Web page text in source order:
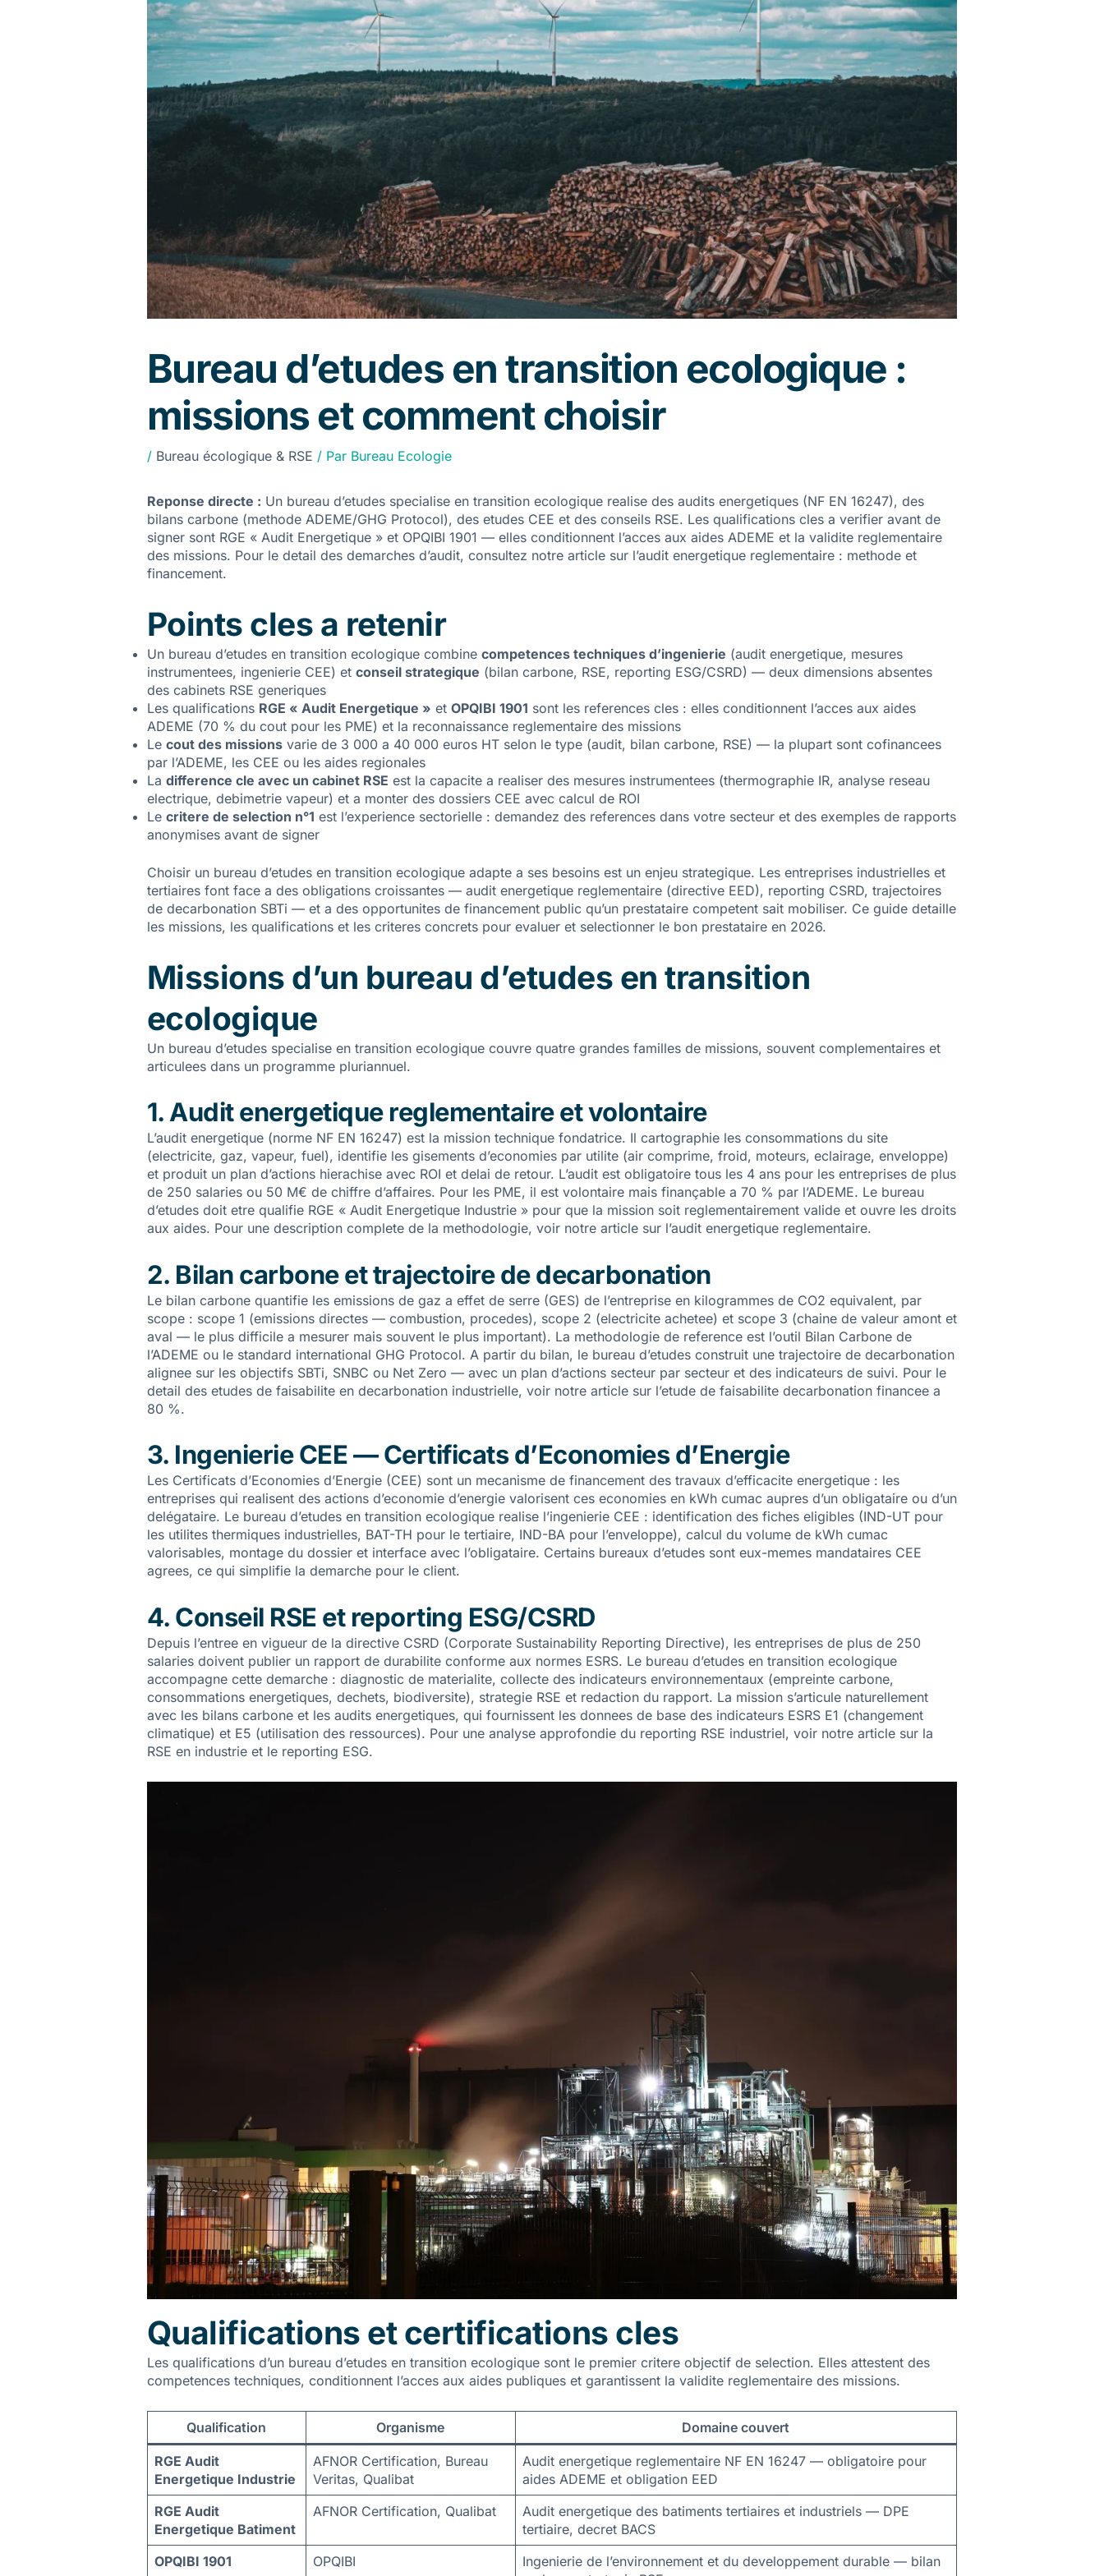
Bureau d’etudes en transition ecologique :
missions et comment choisir
/ Bureau écologique & RSE / Par Bureau Ecologie
Reponse directe : Un bureau d’etudes specialise en transition ecologique realise des audits energetiques (NF EN 16247), des
bilans carbone (methode ADEME/GHG Protocol), des etudes CEE et des conseils RSE. Les qualifications cles a verifier avant de
signer sont RGE « Audit Energetique » et OPQIBI 1901 — elles conditionnent l’acces aux aides ADEME et la validite reglementaire
des missions. Pour le detail des demarches d’audit, consultez notre article sur l’audit energetique reglementaire : methode et
financement.
Points cles a retenir
Un bureau d’etudes en transition ecologique combine competences techniques d’ingenierie (audit energetique, mesures
instrumentees, ingenierie CEE) et conseil strategique (bilan carbone, RSE, reporting ESG/CSRD) — deux dimensions absentes
des cabinets RSE generiques
Les qualifications RGE « Audit Energetique » et OPQIBI 1901 sont les references cles : elles conditionnent l’acces aux aides
ADEME (70 % du cout pour les PME) et la reconnaissance reglementaire des missions
Le cout des missionsvarie de 3 000 a 40 000 euros HT selon le type (audit, bilan carbone, RSE) — la plupart sont cofinancees
par l’ADEME, les CEE ou les aides regionales
La difference cle avec un cabinet RSE est la capacite a realiser des mesures instrumentees (thermographie IR, analyse reseau
electrique, debimetrie vapeur) et a monter des dossiers CEE avec calcul de ROI
Le critere de selection n°1 est l’experience sectorielle : demandez des references dans votre secteur et des exemples de rapports
anonymises avant de signer
Choisir un bureau d’etudes en transition ecologique adapte a ses besoins est un enjeu strategique. Les entreprises industrielles et
tertiaires font face a des obligations croissantes — audit energetique reglementaire (directive EED), reporting CSRD, trajectoires
de decarbonation SBTi — et a des opportunites de financement public qu’un prestataire competent sait mobiliser. Ce guide detaille
les missions, les qualifications et les criteres concrets pour evaluer et selectionner le bon prestataire en 2026.
Missions d’un bureau d’etudes en transition
ecologique
Un bureau d’etudes specialise en transition ecologique couvre quatre grandes familles de missions, souvent complementaires et
articulees dans un programme pluriannuel.
1. Audit energetique reglementaire et volontaire
L’audit energetique (norme NF EN 16247) est la mission technique fondatrice. Il cartographie les consommations du site
(electricite, gaz, vapeur, fuel), identifie les gisements d’economies par utilite (air comprime, froid, moteurs, eclairage, enveloppe)
et produit un plan d’actions hierachise avec ROI et delai de retour. L’audit est obligatoire tous les 4 ans pour les entreprises de plus
de 250 salaries ou 50 M€ de chiffre d’affaires. Pour les PME, il est volontaire mais finançable a 70 % par l’ADEME. Le bureau
d’etudes doit etre qualifie RGE « Audit Energetique Industrie » pour que la mission soit reglementairement valide et ouvre les droits
aux aides. Pour une description complete de la methodologie, voir notre article sur l’audit energetique reglementaire.
2. Bilan carbone et trajectoire de decarbonation
Le bilan carbone quantifie les emissions de gaz a effet de serre (GES) de l’entreprise en kilogrammes de CO2 equivalent, par
scope : scope 1 (emissions directes — combustion, procedes), scope 2 (electricite achetee) et scope 3 (chaine de valeur amont et
aval — le plus difficile a mesurer mais souvent le plus important). La methodologie de reference est l’outil Bilan Carbone de
l’ADEME ou le standard international GHG Protocol. A partir du bilan, le bureau d’etudes construit une trajectoire de decarbonation
alignee sur les objectifs SBTi, SNBC ou Net Zero — avec un plan d’actions secteur par secteur et des indicateurs de suivi. Pour le
detail des etudes de faisabilite en decarbonation industrielle, voir notre article sur l’etude de faisabilite decarbonation financee a
80 %.
3. Ingenierie CEE — Certificats d’Economies d’Energie
Les Certificats d’Economies d’Energie (CEE) sont un mecanisme de financement des travaux d’efficacite energetique : les
entreprises qui realisent des actions d’economie d’energie valorisent ces economies en kWh cumac aupres d’un obligataire ou d’un
delégataire. Le bureau d’etudes en transition ecologique realise l’ingenierie CEE : identification des fiches eligibles (IND-UT pour
les utilites thermiques industrielles, BAT-TH pour le tertiaire, IND-BA pour l’enveloppe), calcul du volume de kWh cumac
valorisables, montage du dossier et interface avec l’obligataire. Certains bureaux d’etudes sont eux-memes mandataires CEE
agrees, ce qui simplifie la demarche pour le client.
4. Conseil RSE et reporting ESG/CSRD
Depuis l’entree en vigueur de la directive CSRD (Corporate Sustainability Reporting Directive), les entreprises de plus de 250
salaries doivent publier un rapport de durabilite conforme aux normes ESRS. Le bureau d’etudes en transition ecologique
accompagne cette demarche : diagnostic de materialite, collecte des indicateurs environnementaux (empreinte carbone,
consommations energetiques, dechets, biodiversite), strategie RSE et redaction du rapport. La mission s’articule naturellement
avec les bilans carbone et les audits energetiques, qui fournissent les donnees de base des indicateurs ESRS E1 (changement
climatique) et E5 (utilisation des ressources). Pour une analyse approfondie du reporting RSE industriel, voir notre article sur la
RSE en industrie et le reporting ESG.
Qualifications et certifications cles
Les qualifications d’un bureau d’etudes en transition ecologique sont le premier critere objectif de selection. Elles attestent des
competences techniques, conditionnent l’acces aux aides publiques et garantissent la validite reglementaire des missions.
Qualification Organisme Domaine couvert
RGE Audit
Energetique Industrie
AFNOR Certification, Bureau
Veritas, Qualibat
Audit energetique reglementaire NF EN 16247 — obligatoire pour
aides ADEME et obligation EED
RGE Audit
Energetique Batiment
AFNOR Certification, Qualibat
Audit energetique des batiments tertiaires et industriels — DPE
tertiaire, decret BACS
OPQIBI 1901
OPQIBI
Ingenierie de l’environnement et du developpement durable — bilan